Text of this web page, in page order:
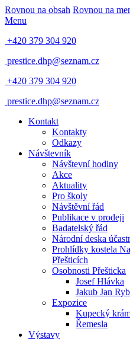
Rovnou na obsah Rovnou na
Menu
+420 379 304 920
prestice.dhp@seznam.cz
+420 379 304 920
prestice.dhp@seznam.cz
Kontakt
Kontakty
Odkazy
Návštevník
Návštevní hodiny
Akce
Aktuality
Pro školy
Návštěvní řád
Publikace v prodeji
Badatelský řád
Národní deska
Prohlídky kostela
Přešticích
Osobnosti Přešticka
Josef Hlávka
Jakub Jan
Expozice
Kupecký
Řemesla
Výstavy